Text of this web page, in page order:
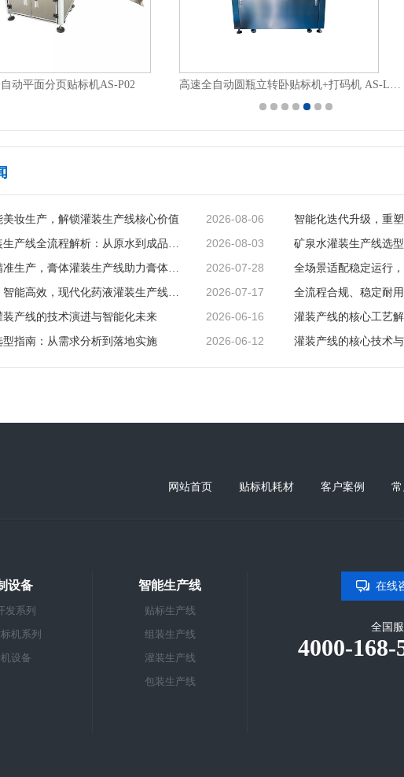
动平面分页贴标机AS-P02 高速全自动圆瓶立转卧贴标机+打码机 AS-LC05A
美妆生产，解锁灌装生产线核心价值 2026-08-06
矿泉水灌装生产线全流程解析：从原水到成品的品质守护 2026-08-03
智能赋能精准生产，膏体灌装生产线助力膏体行业提质增效 2026-07-28
精准无菌、智能高效，现代化药液灌装生产线赋能制药行业升级 2026-07-17
装产线的技术演进与智能化未来 2026-06-16 灌装产线的核心工艺
型指南：从需求分析到落地实施 2026-06-12 灌装产线的核心技术
网站首页 贴标机耗材 客户案例
设备
发系列
机系列
设备
智能生产线
贴标生产线
组装生产线
灌装生产线
包装生产线
在线
全国
4000-168-